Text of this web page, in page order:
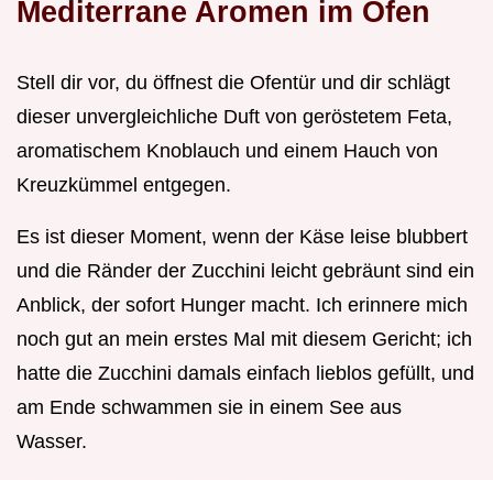
Mediterrane Aromen im Ofen
Stell dir vor, du öffnest die Ofentür und dir schlägt
dieser unvergleichliche Duft von geröstetem Feta,
aromatischem Knoblauch und einem Hauch von
Kreuzkümmel entgegen.
Es ist dieser Moment, wenn der Käse leise blubbert
und die Ränder der Zucchini leicht gebräunt sind ein
Anblick, der sofort Hunger macht. Ich erinnere mich
noch gut an mein erstes Mal mit diesem Gericht; ich
hatte die Zucchini damals einfach lieblos gefüllt, und
am Ende schwammen sie in einem See aus
Wasser.